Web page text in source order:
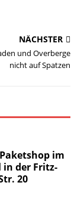
NÄCHSTER
und Overberge
nicht auf Spatzen
im
in der Fritz-
20